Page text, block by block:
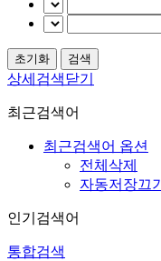
상세검색닫기
최근검색어
최근검색어 옵션
전체삭제
자동저장끄기
인기검색어
통합검색